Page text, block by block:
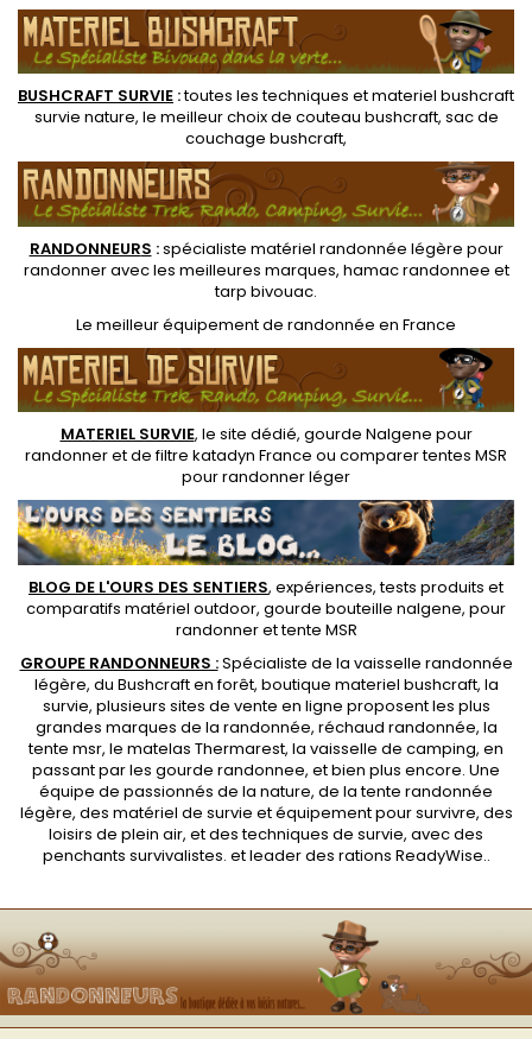
BUSHCRAFT SURVIE :toutes les techniques etmateriel bushcraft
survie nature, le meilleur choix de couteau bushcraft, sac de
couchage bushcraft,
RANDONNEURS :spécialiste matériel randonnée légère pour
randonner avec les meilleures marques, hamac randonnee et
tarp bivouac.
Le meilleur équipement de randonnée en France
MATERIEL SURVIE, le site dédié, gourde Nalgene pour
randonneret defiltre katadyn France ou comparer tentes MSR
pour randonner léger
BLOG DE L'OURS DES SENTIERS, expériences, tests produits et
comparatifs matériel outdoor, gourde bouteille nalgene, pour
randonner ettente MSR
GROUPE RANDONNEURS :Spécialiste de la vaisselle randonnée
légère, du Bushcraft en forêt, boutique materiel bushcraft, la
survie, plusieurs sites de vente en ligne proposent les plus
grandes marques de la randonnée, réchaud randonnée, la
tente msr, le matelas Thermarest, la vaisselle de camping, en
passant par les gourde randonnee, et bien plus encore. Une
équipe de passionnés de la nature, de latente randonnée
légère, des matériel de survie et équipement pour survivre, des
loisirs de plein air, et des techniques de survie, avec des
penchants survivalistes. et leader des rations ReadyWise..